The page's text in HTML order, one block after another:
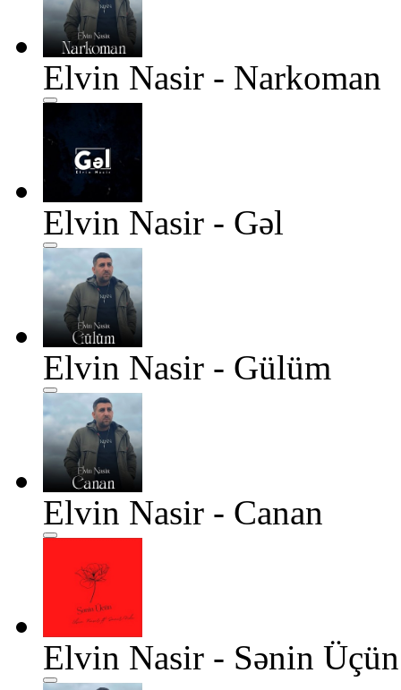
Elvin Nasir - Narkoman
Elvin Nasir - Gəl
Elvin Nasir - Gülüm
Elvin Nasir - Canan
Elvin Nasir - Sənin